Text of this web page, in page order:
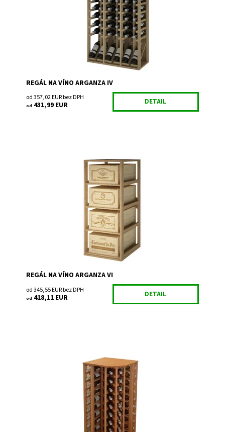
EX2092
Expovinalia
2 roky
REGÁL NA VÍNO ARGANZA IV
od 357,02 EUR bez DPH
od 431,99 EUR DETAIL
Drevený regál na uskladnenie vína.
Do 3 týdnů
EX2564
Expovinalia
2 roky
REGÁL NA VÍNO ARGANZA VI
od 345,55 EUR bez DPH
od 418,11 EUR DETAIL
Drevený regál na uskladnenie vína.
Do 3 týdnů
EX2039
Expovinalia
2 roky